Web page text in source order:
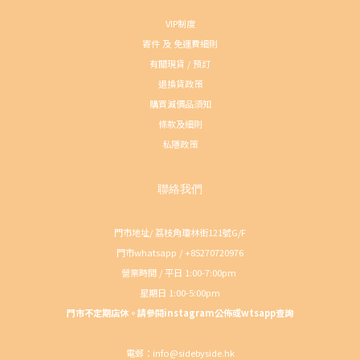
VIP制度
寄件 及 免運費細則
有關現貨 / 預訂
退換貨政策
購買減價品須知
條款及細則
私隱政策
聯絡我們
門市地址/ 荔枝角瓊林街121號G/F
門市whatsapp / +85270720976
營業時間 / 平日 1:00-7:00pm
星期日 1:00-5:00pm
門市不定期店休。請參閱instagram公佈或wtsapp查詢
電郵：info@sidebyside.hk